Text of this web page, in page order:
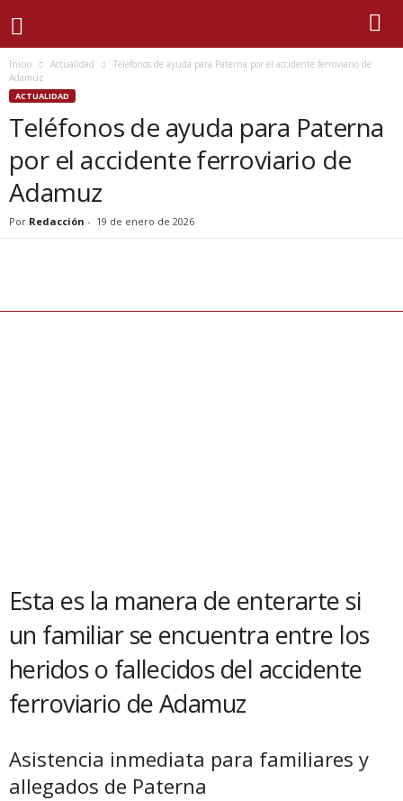
Inicio Actualidad
Teléfonos de ayuda para Paterna por el accidente ferroviario de
Adamuz
ACTUALIDAD
Teléfonos de ayuda para Paterna
por el accidente ferroviario de
Adamuz
Por Redacción - 19 de enero de 2026
Esta es la manera de enterarte si
un familiar se encuentra entre los
heridos o fallecidos del accidente
ferroviario de Adamuz
Asistencia inmediata para familiares y
allegados de Paterna